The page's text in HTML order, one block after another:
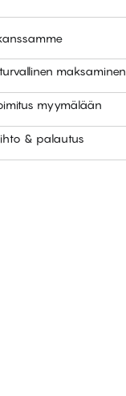
maksaminen
myymälään
& palautus